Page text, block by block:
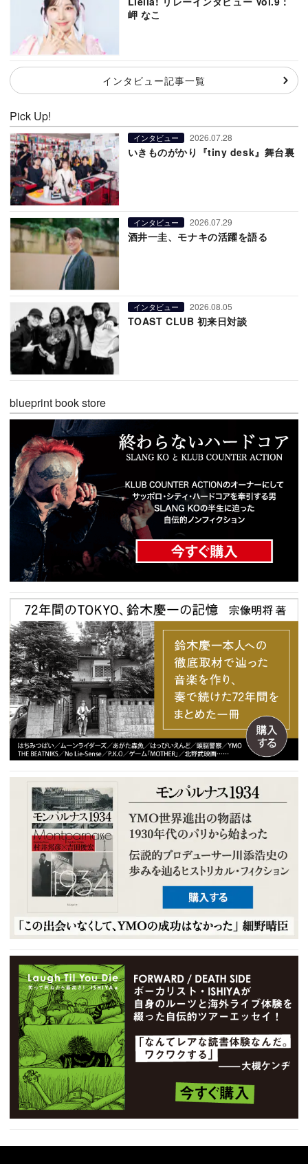
岬 なこ
インタビュー記事一覧
Pick Up!
インタビュー 2026.07.28
いきものがかり『tiny desk』舞台裏
インタビュー 2026.07.29
酒井一圭、モナキの活躍を語る
インタビュー 2026.08.05
TOAST CLUB 初来日対談
blueprint book store